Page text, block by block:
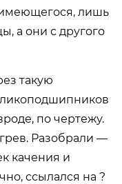
лишь
а они с другого
такую
по чертежу.
Разобрали —
качения и
ссылался на ?